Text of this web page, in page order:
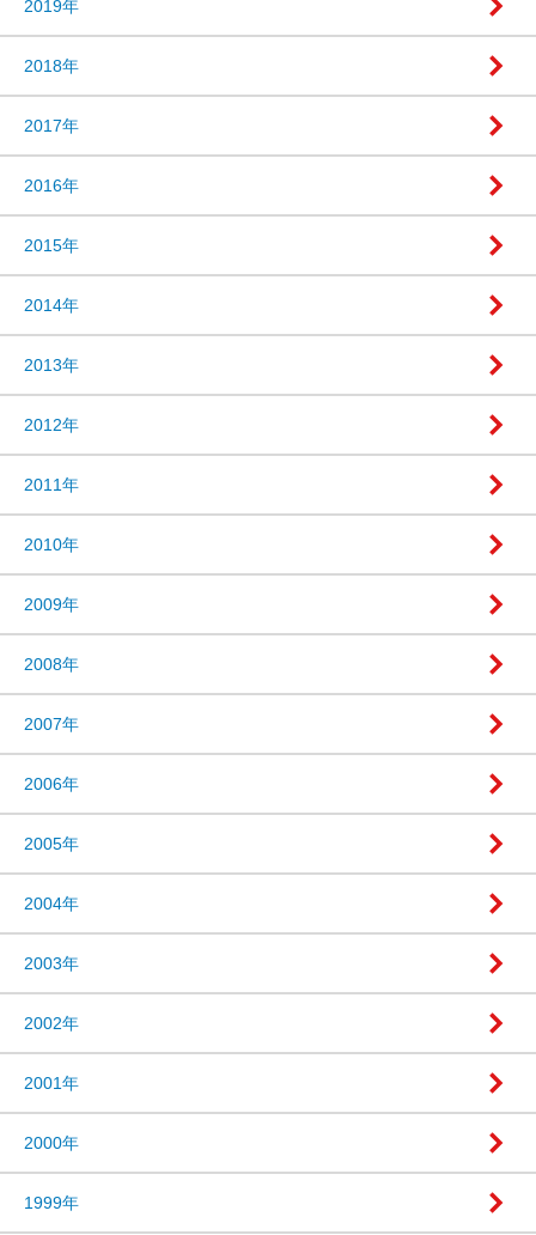
2019年
2018年
2017年
2016年
2015年
2014年
2013年
2012年
2011年
2010年
2009年
2008年
2007年
2006年
2005年
2004年
2003年
2002年
2001年
2000年
1999年